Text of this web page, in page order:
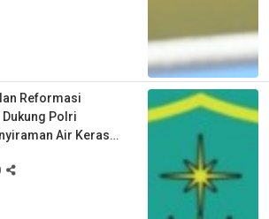
Reformasi
Polri
Air Keras